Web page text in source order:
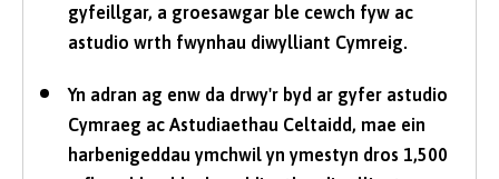
gyfeillgar, a groesawgar ble cewch fyw ac
astudio wrth fwynhau diwylliant Cymreig.
Yn adran ag enw da drwy'r byd ar gyfer astudio
Cymraeg ac Astudiaethau Celtaidd, mae ein
harbenigeddau ymchwil yn ymestyn dros 1,500